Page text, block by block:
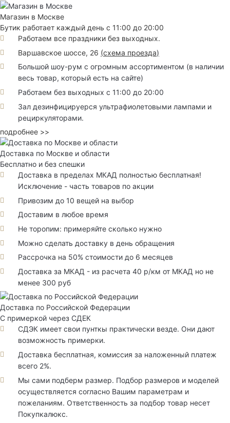
Магазин в Москве
Бутик работает каждый день с 11:00 до 20:00
Работаем все праздники без выходных.
Варшавское шоссе, 26 (схема проезда)
Большой шоу-рум с огромным ассортиментом (в наличии
весь товар, который есть на сайте)
Работаем без выходных с 11:00 до 20:00
Зал дезинфицируерся ультрафиолетовыми лампами и
рециркуляторами.
подробнее >>
Доставка по Москве и области
Бесплатно и без спешки
Доставка в пределах МКАД полностью бесплатная!
Исключение - часть товаров по акции
Привозим до 10 вещей на выбор
Доставим в любое время
Не торопим: примеряйте сколько нужно
Можно сделать доставку в день обращения
Рассрочка на 50% стоимости до 6 месяцев
Доставка за МКАД - из расчета 40 р/км от МКАД но не
менее 300 руб
Доставка по Российской Федерации
С примеркой через СДЕК
СДЭК имеет свои пунткы практически везде. Они дают
возможность примерки.
Доставка бесплатная, комиссия за наложенный платеж
всего 2%.
Мы сами подберм размер. Подбор размеров и моделей
осуществляется согласно Вашим параметрам и
пожеланиям. Ответственность за подбор товар несет
Покупкалюкс.